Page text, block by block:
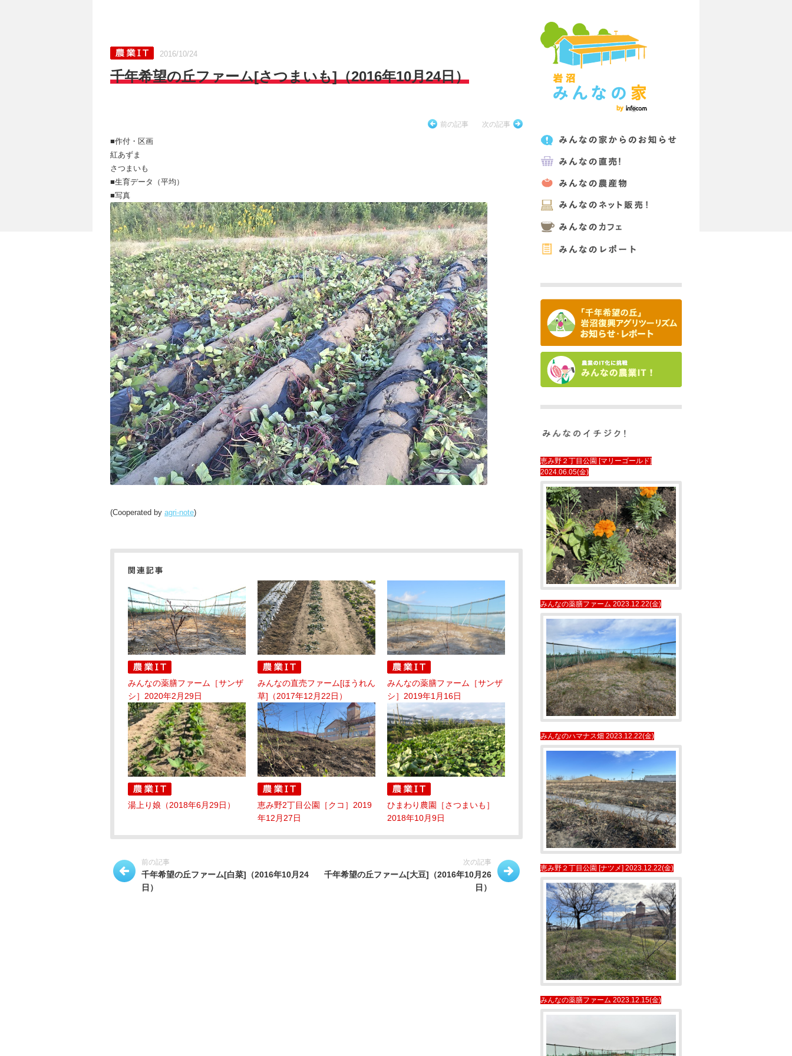
2016/10/24
千年希望の丘ファーム[さつまいも]（2016年10月24日）
前の記事 次の記事
■作付・区画
紅あずま
さつまいも
■生育データ（平均）
■写真
(Cooperated by agri-note)
みんなの薬膳ファーム［サンザ
シ］2020年2月29日
みんなの直売ファーム[ほうれん
草]（2017年12月22日）
みんなの薬膳ファーム［サンザ
シ］2019年1月16日
湯上り娘（2018年6月29日）
恵み野2丁目公園［クコ］2019
年12月27日
ひまわり農園［さつまいも］
2018年10月9日
前の記事
千年希望の丘ファーム[白菜]（2016年10月24
日）
次の記事
千年希望の丘ファーム[大豆]（2016年10月26
日）
恵み野２丁目公園 [マリーゴールド]
2024.06.05(金)
みんなの薬膳ファーム 2023.12.22(金)
みんなのハマナス畑 2023.12.22(金)
恵み野２丁目公園 [ナツメ] 2023.12.22(金)
みんなの薬膳ファーム 2023.12.15(金)